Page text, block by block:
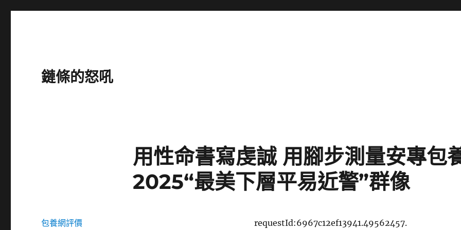
鏈條的怒吼
用性命書寫虔誠 用腳步測量安專
2025“最美下層平易近警”群像
requestId:6967c12ef13941.49562457.
包養網評價